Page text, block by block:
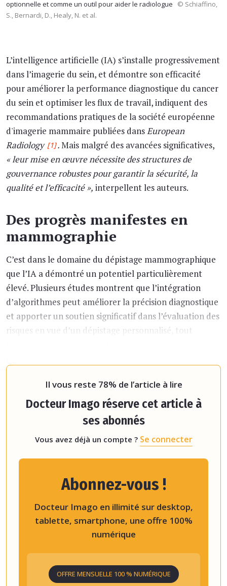
optionnelle et comme un outil pour aider le radiologue
© Schiaffino,
S., Bernardi, D., Healy, N. et al.
L’intelligence artificielle (IA) s’installe progressivement
dans l’imagerie du sein, et démontre son efficacité
pour améliorer la performance diagnostique du cancer
du sein et optimiser les flux de travail, indiquent des
recommandations pratiques de la société européenne
d'imagerie mammaire publiées dansEuropean
Radiology [1].Mais malgré des avancées significatives,
« leur mise en œuvre nécessite des structures de
gouvernance robustes pour garantir la sécurité, la
qualité et l’efficacité », interpellent les auteurs.
Des progrès manifestes en
mammographie
C’est dans le domaine du dépistage mammographique
que l’IA a démontré un potentiel particulièrement
élevé. Plusieurs études montrent que l’intégration
d’algorithmes peut améliorer la précision diagnostique
et apporter un soutien significatif dans l’évaluation des
risques en vue d’un dépistage personnalisé, tout
Il vous reste 78% de l’article à lire
Docteur Imago réserve cet article à
ses abonnés
Vous avez déjà un compte ? Se connecter
Abonnez-vous !
Docteur Imago en illimité sur desktop,
tablette, smartphone, une offre 100%
numérique
OFFRE MENSUELLE 100 % NUMÉRIQUE